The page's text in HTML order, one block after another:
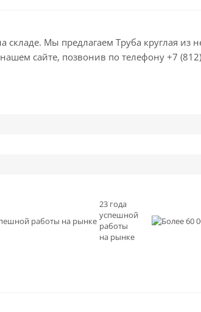
Мы предлагаем Труба круглая из
сайте, позвонив по телефону +7
23 года
успешной
работы
на рынке